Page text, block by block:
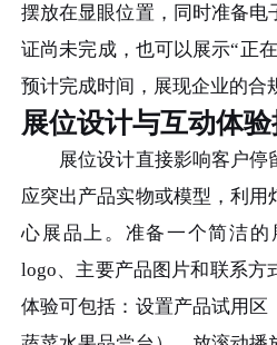
摆放在显眼位置，同时准备电
证尚未完成，也可以展示“正
预计完成时间，展现企业的合
展位设计与互动体
展位设计直接影响客户停
应突出产品实物或模型，利用
心展品上。准备一个简洁
logo、主要产品图片和联系方
体验可包括：设置产品试用区